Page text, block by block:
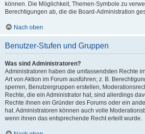
können. Die Möglichkeit, Themen-Symbole zu
Berechtigungen ab, die die Board-Administration
Nach oben
Benutzer-Stufen und Gruppen
Was sind Administratoren?
Administratoren haben die umfassendsten Rechte
Art von Aktion im Forum ausführen; z. B.
sperren, Benutzergruppen erstellen,
Rechte, die ein Administrator hat, sind allerdings
Rechte ihnen ein Gründer des Forums oder ein
hat. Administratoren können auch volle
wenn ihnen das entsprechende Recht erteilt wurde.